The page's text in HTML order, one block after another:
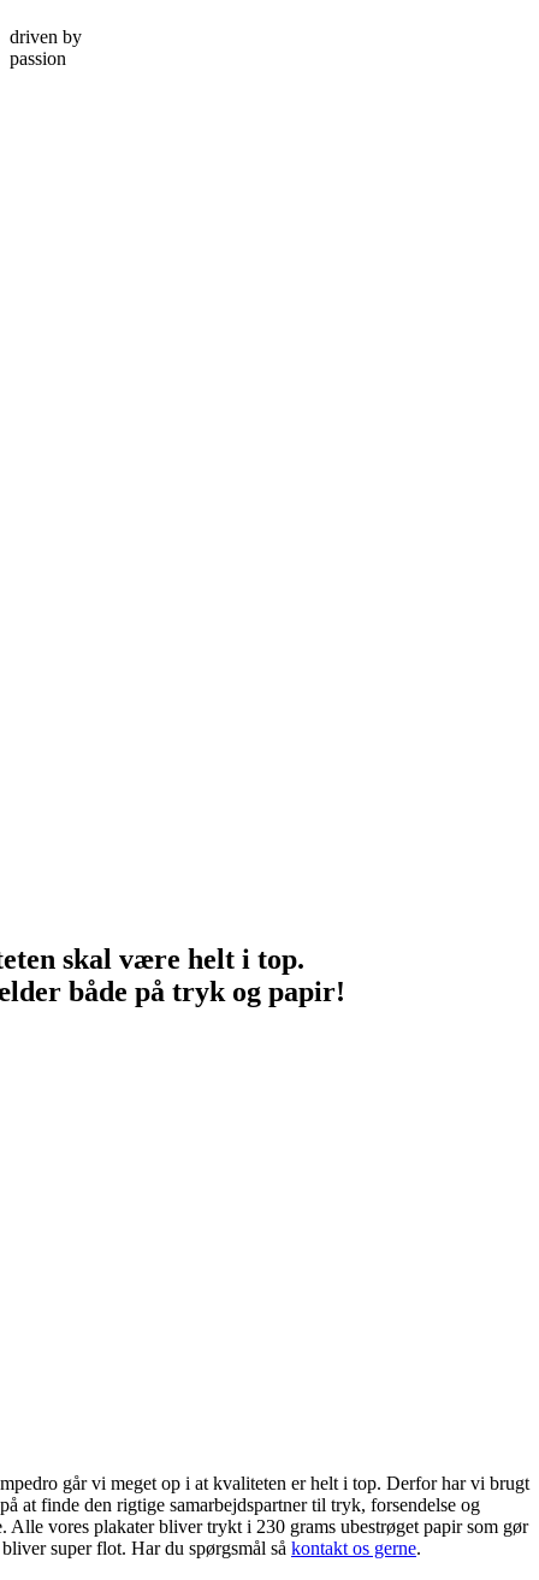
driven by
passion
skal være helt i top.
både på tryk og papir!
går vi meget op i at kvaliteten er helt i top. Derfor har vi brugt
at finde den rigtige samarbejdspartner til tryk, forsendelse og
Alle vores plakater bliver trykt i 230 grams ubestrøget papir som gør
super flot. Har du spørgsmål så kontakt os gerne.